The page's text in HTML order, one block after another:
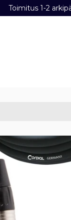
Toimitus 1-2